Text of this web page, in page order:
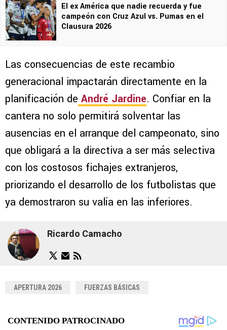
El ex América que nadie recuerda y fue
campeón con Cruz Azul vs. Pumas en el
Clausura 2026
Las consecuencias de este recambio
generacional impactarán directamente en la
planificación de André Jardine. Confiar en la
cantera no solo permitirá solventar las
ausencias en el arranque del campeonato, sino
que obligará a la directiva a ser más selectiva
con los costosos fichajes extranjeros,
priorizando el desarrollo de los futbolistas que
ya demostraron su valía en las inferiores.
Ricardo Camacho
APERTURA 2026 FUERZAS BÁSICAS